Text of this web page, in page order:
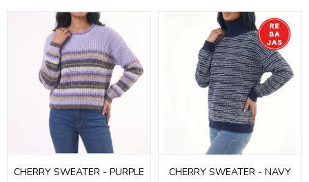
CHERRY SWEATER - PURPLE CHERRY SWEATER - NAVY